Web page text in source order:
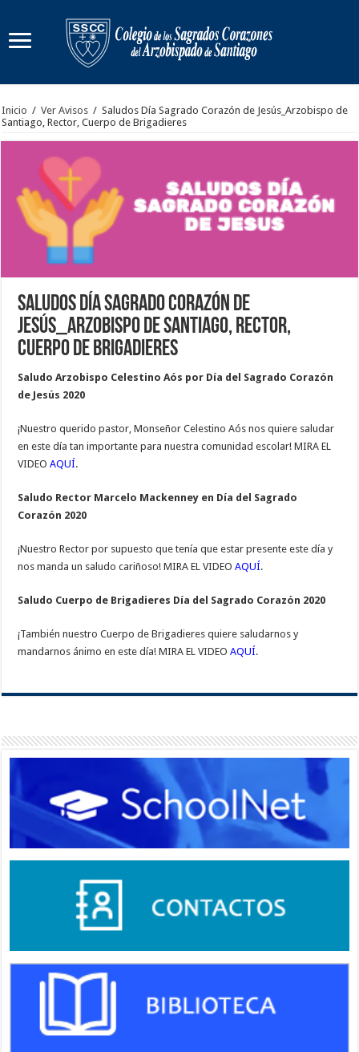
Inicio / Ver Avisos / Saludos Día Sagrado Corazón de Jesús_Arzobispo de
Santiago, Rector, Cuerpo de Brigadieres
Saludos Día Sagrado Corazón de
Jesús_Arzobispo de Santiago, Rector,
Cuerpo de Brigadieres
Saludo Arzobispo Celestino Aós por Día del Sagrado Corazón
de Jesús 2020
¡Nuestro querido pastor, Monseñor Celestino Aós nos quiere saludar
en este día tan importante para nuestra comunidad escolar! MIRA EL
VIDEOAQUÍ.
Saludo Rector Marcelo Mackenney en Día del Sagrado
Corazón 2020
¡Nuestro Rector por supuesto que tenía que estar presente este día y
nos manda un saludo cariñoso! MIRA EL VIDEOAQUÍ.
Saludo Cuerpo de Brigadieres Día del Sagrado Corazón 2020
¡También nuestro Cuerpo de Brigadieres quiere saludarnos y
mandarnos ánimo en este día! MIRA EL VIDEOAQUÍ.